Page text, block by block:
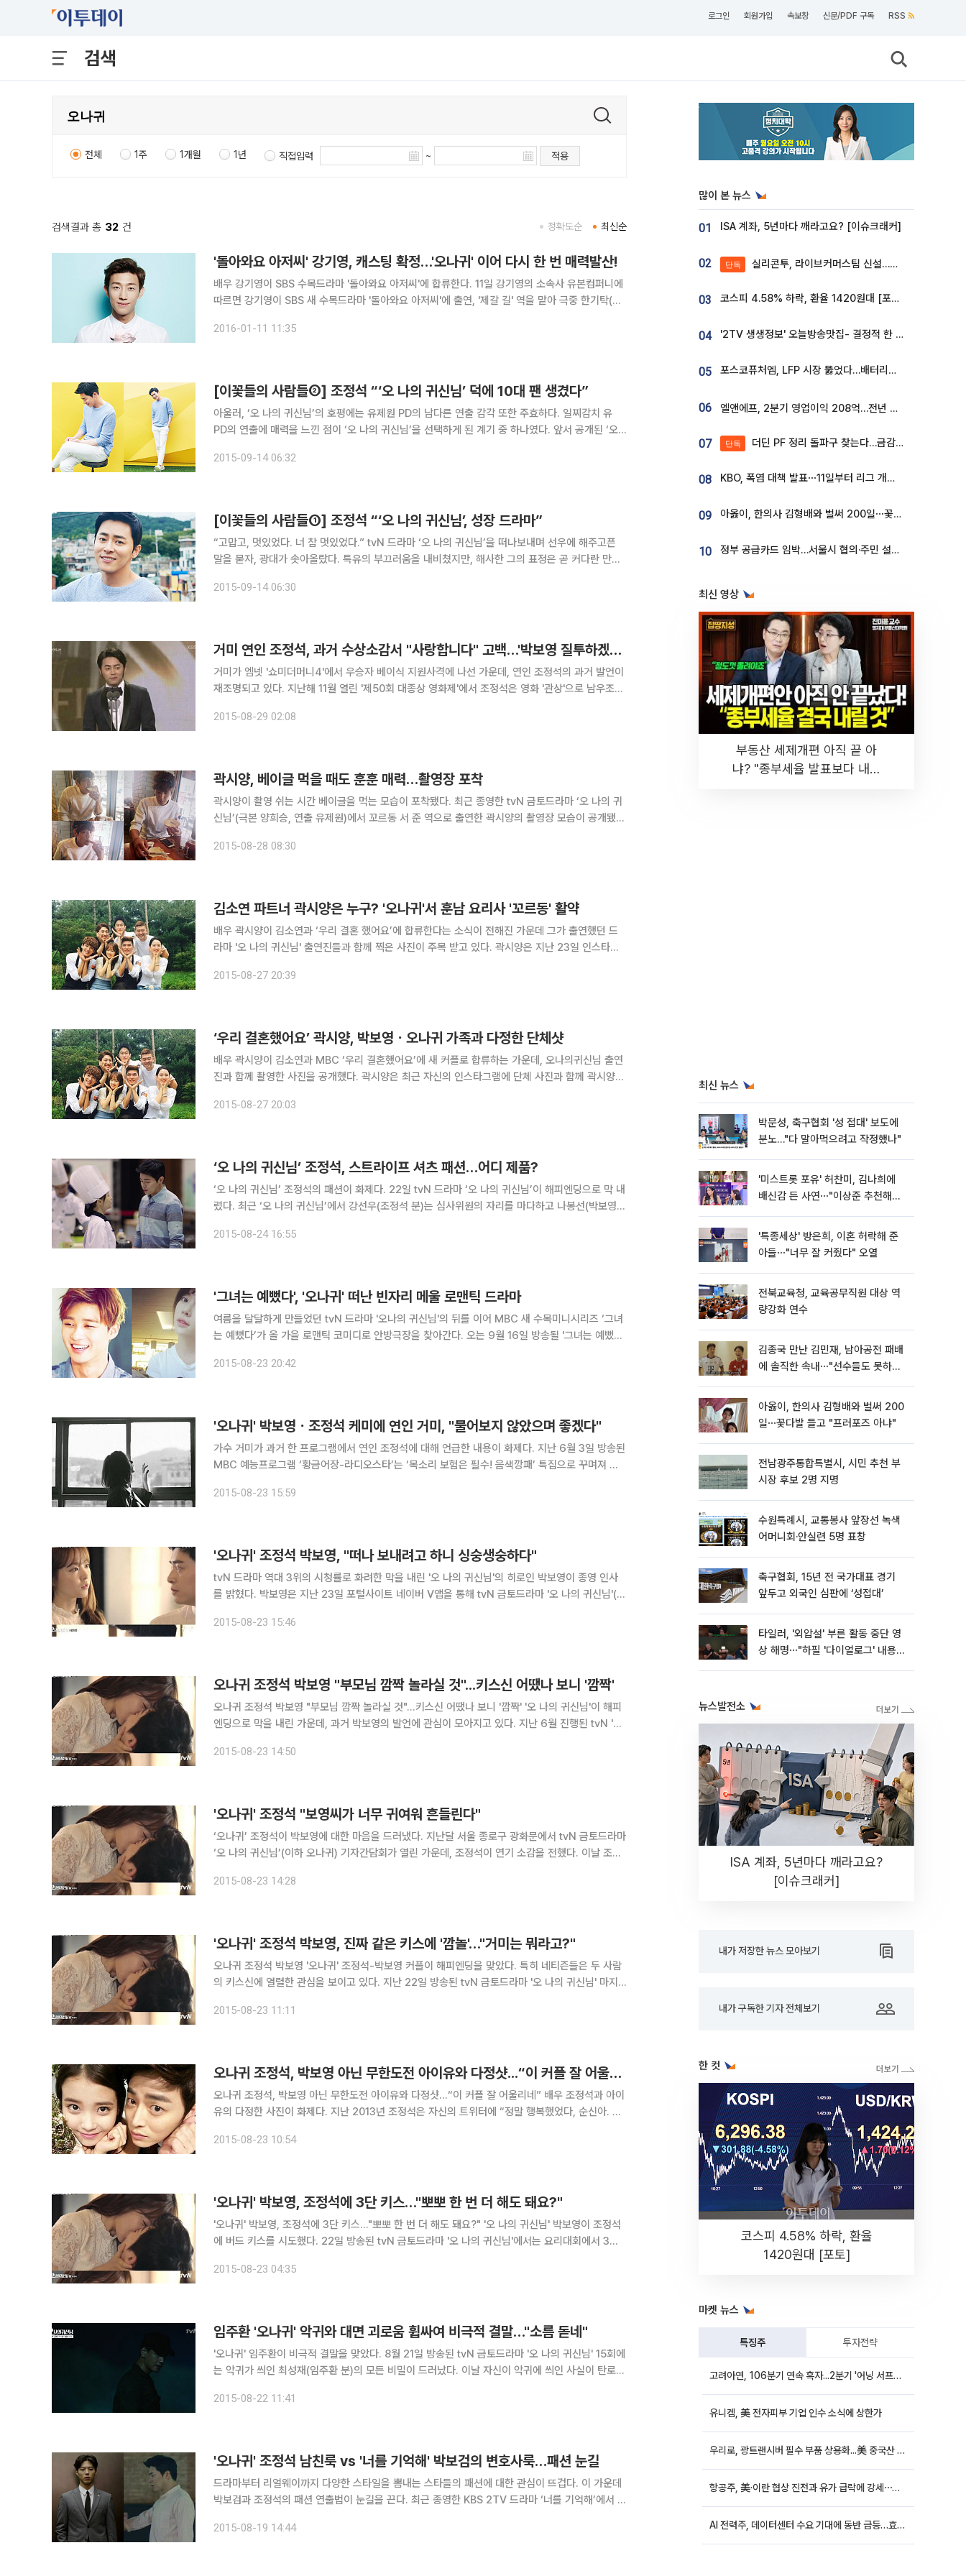
로그인 회원가입 속보창 신문/PDF 구독 RSS
검색
전체 1주 1개월 1년 직접입력 ~ 적용
검색결과 총 32 건 최신순
정확도순
'돌아와요 아저씨' 강기영, 캐스팅 확정…'오나귀' 이어 다시 한 번 매력발산!
배우 강기영이 SBS 수목드라마 '돌아와요 아저씨'에 합류한다. 11일 강기영의 소속사 유본컴퍼니에
따르면 강기영이 SBS 새 수목드라마 '돌아와요 아저씨'에 출연, '제갈 길' 역을 맡아 극중 한기탁(김
류해 무슨 일이든 금방 배우고 모두가 인정할 만한
2016-01-11 11:35
[이꽃들의 사람들②] 조정석 “‘오 나의 귀신님’ 덕에 10대 팬 생겼다”
아울러, ‘오 나의 귀신님’의 호평에는 유제원 PD의 남다른 연출 감각 또한 주효하다. 일찌감치 유
PD의 연출에 매력을 느낀 점이 ‘오 나의 귀신님’을 선택하게 된 계기 중 하나였다. 앞서 공개된 ‘오
제원 PD님이 직접 쓰신 극본으로 티저를 내보낸 거랍
2015-09-14 06:32
[이꽃들의 사람들①] 조정석 “‘오 나의 귀신님’, 성장 드라마”
“고맙고, 멋있었다. 너 참 멋있었다.” tvN 드라마 ‘오 나의 귀신님’을 떠나보내며 선우에 해주고픈
말을 묻자, 광대가 솟아올랐다. 특유의 부끄러움을 내비쳤지만, 해사한 그의 표정은 곧 커다란 만족
번째 최고 시청률을 이끈 ‘오 나의 귀신님’의 주역
2015-09-14 06:30
거미 연인 조정석, 과거 수상소감서 "사랑합니다" 고백…'박보영 질투하겠네!'
거미가 엠넷 '쇼미더머니4'에서 우승자 베이식 지원사격에 나선 가운데, 연인 조정석의 과거 발언이
재조명되고 있다. 지난해 11월 열린 '제50회 대종상 영화제'에서 조정석은 영화 '관상'으로 남우조연
촬영했다. 감독님, 배우분들 감사드린다"며 "가
2015-08-29 02:08
곽시양, 베이글 먹을 때도 훈훈 매력…촬영장 포착
곽시양이 촬영 쉬는 시간 베이글을 먹는 모습이 포착됐다. 최근 종영한 tvN 금토드라마 ‘오 나의 귀
신님’(극본 양희승, 연출 유제원)에서 꼬르동 서 준 역으로 출연한 곽시양의 촬영장 모습이 공개됐
귀, 먹방, 베이글, 베이글 남자”라는 멘트와 함께 사진을
2015-08-28 08:30
김소연 파트너 곽시양은 누구? '오나귀'서 훈남 요리사 '꼬르동' 활약
배우 곽시양이 김소연과 ‘우리 결혼 했어요’에 합류한다는 소식이 전해진 가운데 그가 출연했던 드
라마 '오 나의 귀신님' 출연진들과 함께 찍은 사진이 주목 받고 있다. 곽시양은 지난 23일 인스타그
신님' 시청해주시고 사랑해주신 여러분께 감사드립니다.
2015-08-27 20:39
‘우리 결혼했어요’ 곽시양, 박보영ㆍ오나귀 가족과 다정한 단체샷
배우 곽시양이 김소연과 MBC ‘우리 결혼했어요’에 새 커플로 합류하는 가운데, 오나의귀신님 출연
진과 함께 촬영한 사진을 공개했다. 곽시양은 최근 자신의 인스타그램에 단체 사진과 함께 곽시양
시청해주시고 사랑해주신 여러분께 감사드립니다. 덕분에 #행복해요”라
2015-08-27 20:03
‘오 나의 귀신님’ 조정석, 스트라이프 셔츠 패션…어디 제품?
‘오 나의 귀신님’ 조정석의 패션이 화제다. 22일 tvN 드라마 ‘오 나의 귀신님’이 해피엔딩으로 막 내
렸다. 최근 ‘오 나의 귀신님’에서 강선우(조정석 분)는 심사위원의 자리를 마다하고 나봉선(박보영
셔츠에 그레이톤의 슬렉스를 코디하며 여성들이 선호하는
2015-08-24 16:55
'그녀는 예뻤다', '오나귀' 떠난 빈자리 메울 로맨틱 드라마
여름을 달달하게 만들었던 tvN 드라마 '오나의 귀신님'의 뒤를 이어 MBC 새 수목미니시리즈 ‘그녀
는 예뻤다’가 올 가을 로맨틱 코미디로 안방극장을 찾아간다. 오는 9월 16일 방송될 '그녀는 예뻤
성준(박서준 분)의 첫사랑 찾기에 혜진의 절친 하리(고준희 분
2015-08-23 20:42
'오나귀' 박보영ㆍ조정석 케미에 연인 거미, "물어보지 않았으며 좋겠다"
가수 거미가 과거 한 프로그램에서 연인 조정석에 대해 언급한 내용이 화제다. 지난 6월 3일 방송된
MBC 예능프로그램 ‘황금어장-라디오스타’는 ‘목소리 보험은 필수! 음색깡패’ 특집으로 꾸며져 가
“사랑받고 있으니 예뻐졌다”고 말하며, “제작진한테 들었는
2015-08-23 15:59
'오나귀' 조정석 박보영, "떠나 보내려고 하니 싱숭생숭하다"
tvN 드라마 역대 3위의 시청률로 화려한 막을 내린 '오 나의 귀신님'의 히로인 박보영이 종영 인사
를 밝혔다. 박보영은 지난 23일 포털사이트 네이버 V앱을 통해 tvN 금토드라마 '오 나의 귀신님'(극
게 나선 박보영은 "사실 자려고 했는데 오늘 종방
2015-08-23 15:46
오나귀 조정석 박보영 "부모님 깜짝 놀라실 것"...키스신 어땠나 보니 '깜짝'
오나귀 조정석 박보영 "부모님 깜짝 놀라실 것"...키스신 어땠나 보니 '깜짝' '오 나의 귀신님'이 해피
엔딩으로 막을 내린 가운데, 과거 박보영의 발언에 관심이 모아지고 있다. 지난 6월 진행된 tvN '오
에 처음으로 키스신을 하게 됐다"고 밝혔
2015-08-23 14:50
'오나귀' 조정석 "보영씨가 너무 귀여워 흔들린다"
‘오나귀’ 조정석이 박보영에 대한 마음을 드러냈다. 지난달 서울 종로구 광화문에서 tvN 금토드라마
‘오 나의 귀신님’(이하 오나귀) 기자간담회가 열린 가운데, 조정석이 연기 소감을 전했다. 이날 조정
그는 “광대승천하지 않기 위해 많이 노력한다.
2015-08-23 14:28
'오나귀' 조정석 박보영, 진짜 같은 키스에 '깜놀'…"거미는 뭐라고?"
오나귀 조정석 박보영 '오나귀' 조정석-박보영 커플이 해피엔딩을 맞았다. 특히 네티즌들은 두 사람
의 키스신에 열렬한 관심을 보이고 있다. 지난 22일 방송된 tvN 금토드라마 '오 나의 귀신님' 마지
방송됐다. 신순애(김슬기 분)는 서빙고(이정은 분)
2015-08-23 11:11
오나귀 조정석, 박보영 아닌 무한도전 아이유와 다정샷...“이 커플 잘 어울리네”
오나귀 조정석, 박보영 아닌 무한도전 아이유와 다정샷...“이 커플 잘 어울리네” 배우 조정석과 아이
유의 다정한 사진이 화제다. 지난 2013년 조정석은 자신의 트위터에 “정말 행복했었다, 순신아. 순
와주시고 응원해주신 모든 분께 진심으로 감사하단 말 전해
2015-08-23 10:54
'오나귀' 박보영, 조정석에 3단 키스…"뽀뽀 한 번 더 해도 돼요?"
'오나귀' 박보영, 조정석에 3단 키스…"뽀뽀 한 번 더 해도 돼요?" '오 나의 귀신님' 박보영이 조정석
에 버드 키스를 시도했다. 22일 방송된 tvN 금토드라마 '오 나의 귀신님'에서는 요리대회에서 3위
다. 나봉선은 연락 없이 한국으로 귀국했다. 선우는
2015-08-23 04:35
임주환 '오나귀' 악귀와 대면 괴로움 휩싸여 비극적 결말…"소름 돋네"
'오나귀' 임주환이 비극적 결말을 맞았다. 8월 21일 방송된 tvN 금토드라마 '오 나의 귀신님' 15회에
는 악귀가 씌인 최성재(임주환 분)의 모든 비밀이 드러났다. 이날 자신이 악귀에 씌인 사실이 탄로난
석 분)과 신순애(김슬기 분), 서빙고 보살(이정은
2015-08-22 11:41
'오나귀' 조정석 남친룩 vs '너를 기억해' 박보검의 변호사룩…패션 눈길
드라마부터 리얼웨이까지 다양한 스타일을 뽐내는 스타들의 패션에 대한 관심이 뜨겁다. 이 가운데
박보검과 조정석의 패션 연출법이 눈길을 끈다. 최근 종영한 KBS 2TV 드라마 ‘너를 기억해’에서 연
매치해 단정하고 포멀한 룩을 선보였다. 특히 심플한 네이비와
2015-08-19 14:44
많이 본 뉴스
01 ISA 계좌, 5년마다 깨라고요? [이슈크래커]
02 단독 실리콘투, 라이브커머스팀 신설…K뷰티 ‘글로벌 판매망’ 확대[K뷰티 라방戰]
03 코스피 4.58% 하락, 환율 1420원대 [포토]
04 '2TV 생생정보' 오늘방송맛집- 결정적 한 수, 3종 메밀면! 메밀 소바 맛집 '의○○○○'
05 포스코퓨처엠, LFP 시장 뚫었다…배터리사와 대규모 장기 공급 합의
06 엘앤에프, 2분기 영업이익 208억…전년 比 흑자전환
07 단독 더딘 PF 정리 돌파구 찾는다…금감원, 1년 반 만에 매각설명회 재개
08 KBO, 폭염 대책 발표⋯11일부터 리그 개시ㆍ경기 오후 7시 시작
09 아옳이, 한의사 김형배와 벌써 200일⋯꽃다발 들고 "프러포즈 아냐"
10 정부 공급카드 임박…서울시 협의·주민 설득이 성패 가른다 [부동산 해법 전쟁]
최신 영상
부동산 세제개편 아직 끝 아
냐? "종부세율 발표보다 내릴
최신 뉴스
박문성, 축구협회 '성 접대' 보도에
분노…"다 말아먹으려고 작정했나"
'미스트롯 포유' 허찬미, 김나희에
배신감 든 사연⋯"이상준 추천해주
'특종세상' 방은희, 이혼 허락해 준
아들⋯"너무 잘 커줬다" 오열
전북교육청, 교육공무직원 대상 역
량강화 연수
김종국 만난 김민재, 남아공전 패배
에 솔직한 속내⋯"선수들도 못하긴
아옳이, 한의사 김형배와 벌써 200
일⋯꽃다발 들고 "프러포즈 아냐"
전남광주통합특별시, 시민 추천 부
시장 후보 2명 지명
수원특례시, 교통봉사 앞장선 녹색
어머니회·안실련 5명 표창
축구협회, 15년 전 국가대표 경기
앞두고 외국인 심판에 ‘성접대’
타일러, '외압설' 부른 활동 중단 영
상 해명⋯"하필 '다이얼로그' 내용이
뉴스발전소
ISA 계좌, 5년마다 깨라고요?
[이슈크래커]
내가 저장한 뉴스 모아보기
내가 구독한 기자 전체보기
한 컷
코스피 4.58% 하락, 환율
1420원대 [포토]
마켓 뉴스
특징주 투자전략
고려아연, 106분기 연속 흑자...2분기 '어닝 서프라이즈'에 장 초반 12%대 강세
유니켐, 美 전자피부 기업 인수 소식에 상한가
우리로, 광트랜시버 필수 부품 상용화...美 중국산 퇴출 추진에 상승세
항공주, 美·이란 협상 진전과 유가 급락에 강세⋯한진칼 8%↑
AI 전력주, 데이터센터 수요 기대에 동반 급등…효성중공업 10%↑